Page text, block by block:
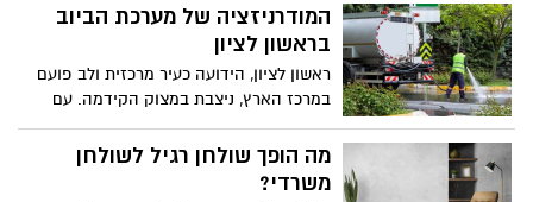
המודרניזציה של מערכת הביוב
בראשון לציון
ראשון לציון, הידועה כעיר מרכזית ולב פועם
במרכז הארץ, ניצבת במצוק הקידמה. עם
עיור מהיר ואוכלוסייה מתפתחת, העיר
מתמודדת עם צורך קריטי במודרניזציה של
מערכת הביוב שלה. תשתית חיונית זו,
מה הופך שולחן רגיל לשולחן
משרדי?